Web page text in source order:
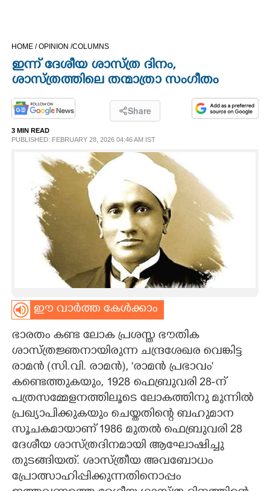
LIFESTYLE
SPIRITUAL
ASTRO
CARTOONS
LITERATURE
ZOOM
CONTACT US
HOME /OPINION /COLUMNS
ഇന്ന് ദേശീയ ശാസ്ത്ര ദിനം,
ശാസ്ത്രത്തിലെ തന്മാത്രാ സംഗീതം
Share
3 MIN READ
PUBLISHED: FEBRUARY 28, 2026 04:46 AM IST
ഈ വാർത്ത കേൾക്കാം
ഭാരതം കണ്ട ലോക പ്രശസ്ത ഭൗതിക
ശാസ്ത്രജ്ഞനായിരുന്ന ചന്ദ്രശേഖര വെങ്കിട്ട
രാമൻ (സി.വി. രാമൻ), 'രാമൻ പ്രഭാവം"
കണ്ടെത്തുകയും, 1928 ഫെബ്രുവരി 28-ന്
പത്രസമ്മേളനത്തിലൂടെ ലോകത്തിനു മുന്നിൽ
പ്രഖ്യാപിക്കുകയും ചെയ്തതിന്റെ ബഹുമാന
സൂചകമായാണ് 1986 മുതൽ ഫെബ്രുവരി 28
ദേശീയ ശാസ്ത്രദിനമായി ആഘോഷിച്ചു
തുടങ്ങിയത്. ശാസ്ത്രീയ അവബോധം
പ്രോത്സാഹിപ്പിക്കുന്നതിനൊപ്പം